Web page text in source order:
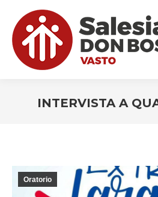
INTERVISTA A
Oratorio